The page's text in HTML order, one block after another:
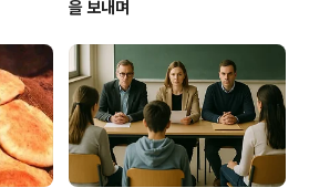
을 보내며